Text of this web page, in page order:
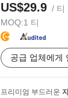
US$29.9 / 티
MOQ:1 티
공급 업체에게
프리미엄 부드러운